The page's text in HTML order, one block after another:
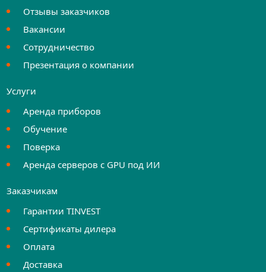
Отзывы заказчиков
Вакансии
Сотрудничество
Презентация о компании
Услуги
Аренда приборов
Обучение
Поверка
Аренда серверов с GPU под ИИ
Заказчикам
Гарантии TINVEST
Сертификаты дилера
Оплата
Доставка